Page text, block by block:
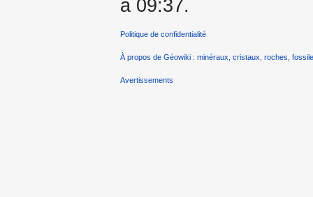
à 09:37.
Politique de confidentialité
À propos de Géowiki : minéraux, cristaux, roches,
Avertissements